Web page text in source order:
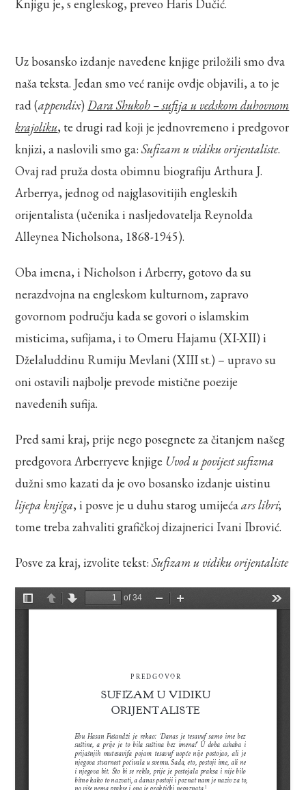
Knjigu je, s engleskog, preveo Haris Dučić.
Uz bosansko izdanje navedene knjige priložili smo dva
naša teksta. Jedan smo već ranije ovdje objavili, a to je
rad (appendix)Dara Shukoh – sufija u vedskom duhovnom
krajoliku, te drugi rad koji je jednovremeno i predgovor
knjizi, a naslovili smo ga:Sufizam u vidiku orijentaliste.
Ovaj rad pruža dosta obimnu biografiju Arthura J.
Arberrya, jednog od najglasovitijih engleskih
orijentalista (učenika i nasljedovatelja Reynolda
Alleynea Nicholsona, 1868-1945).
Oba imena, i Nicholson i Arberry, gotovo da su
nerazdvojna na engleskom kulturnom, zapravo
govornom području kada se govori o islamskim
misticima, sufijama, i to Omeru Hajamu (XI-XII) i
Dželaluddinu Rumiju Mevlani (XIII st.) – upravo su
oni ostavili najbolje prevode mistične poezije
navedenih sufija.
Pred sami kraj, prije nego posegnete za čitanjem našeg
predgovora Arberryeve knjige Uvod u povijest sufizma
dužni smo kazati da je ovo bosansko izdanje uistinu
lijepa knjiga, i posve je u duhu starog umijećaars libri;
tome treba zahvaliti grafičkoj dizajnerici Ivani Ibrović.
Posve za kraj, izvolite tekst:Sufizam u vidiku orijentaliste